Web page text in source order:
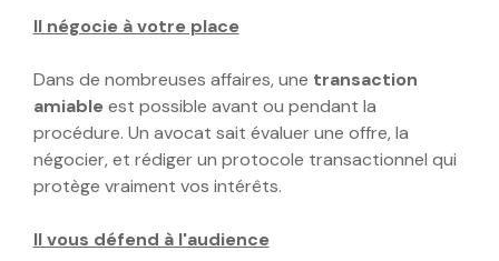
Il négocie à votre place
Dans de nombreuses affaires, une transaction
amiable est possible avant ou pendant la
procédure. Un avocat sait évaluer une offre, la
négocier, et rédiger un protocole transactionnel qui
protège vraiment vos intérêts.
Il vous défend à l'audience